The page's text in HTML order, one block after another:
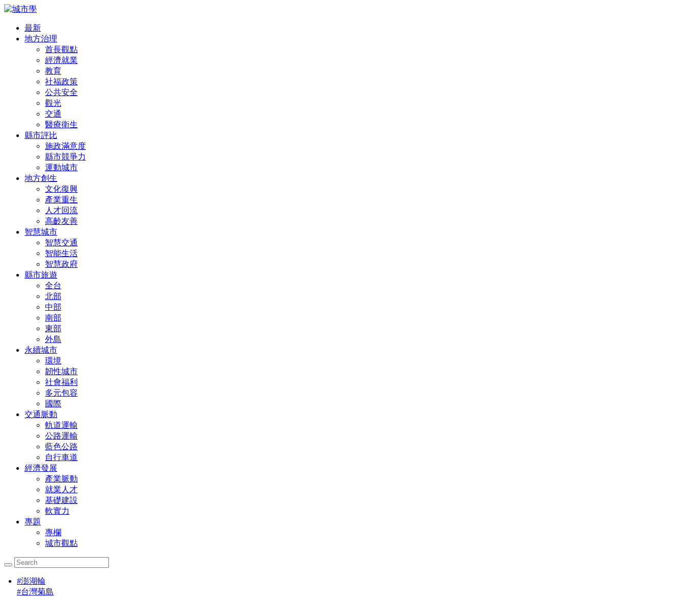
最新
地方治理
首長觀點
經濟就業
教育
社福政策
公共安全
觀光
交通
醫療衛生
縣市評比
施政滿意度
縣市競爭力
運動城市
地方創生
文化復興
產業重生
人才回流
高齡友善
智慧城市
智慧交通
智能生活
智慧政府
縣市旅遊
全台
北部
中部
南部
東部
外島
永續城市
環境
韌性城市
社會福利
多元包容
國際
交通脈動
軌道運輸
公路運輸
藍色公路
自行車道
經濟發展
產業脈動
就業人才
基礎建設
軟實力
專題
專欄
城市觀點
#澎湖輪
#台灣菊島